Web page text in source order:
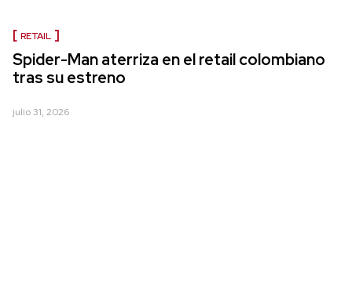
RETAIL
Spider-Man aterriza en el retail colombiano
tras su estreno
julio 31, 2026